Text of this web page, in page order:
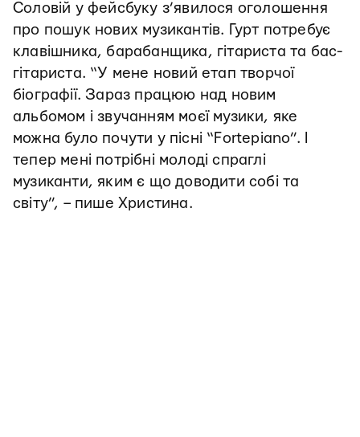
Соловій у фейсбуку з’явилося оголошення
про пошук нових музикантів. Гурт потребує
клавішника, барабанщика, гітариста та бас-
гітариста. “У мене новий етап творчої
біографії. Зараз працюю над новим
альбомом і звучанням моєї музики, яке
можна було почути у пісні “Fortepiano”. І
тепер мені потрібні молоді спраглі
музиканти, яким є що доводити собі та
світу”, – пише Христина.